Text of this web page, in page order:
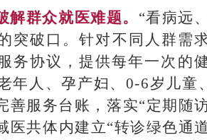
解群众就医难题。 “看病远
突破口。针对不同人群需
务协议，提供每年一次的
年人、孕产妇、0-6岁儿
善服务台账，落实“定期随
医共体内建立“转诊绿色通